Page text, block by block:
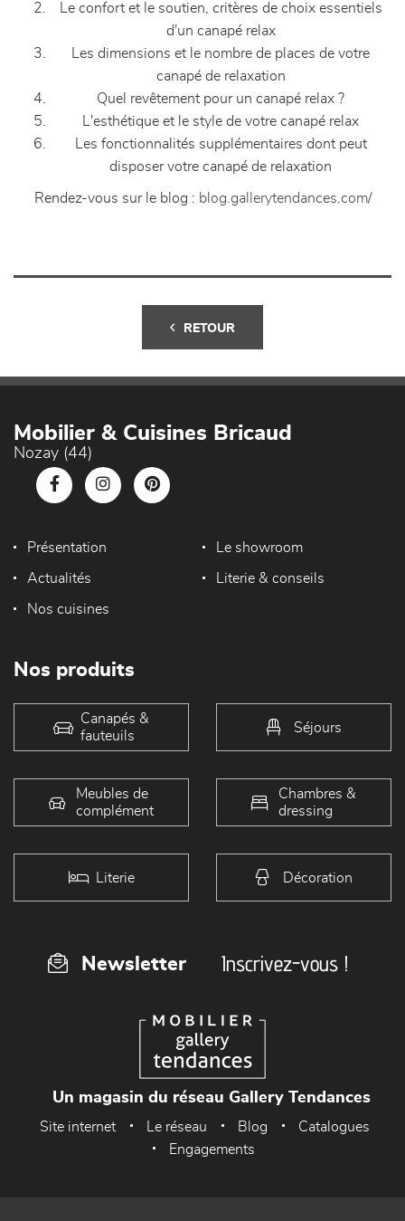
Le confort et le soutien, critères de choix essentiels
d'un canapé relax
Les dimensions et le nombre de places de votre
canapé de relaxation
Quel revêtement pour un canapé relax ?
L'esthétique et le style de votre canapé relax
Les fonctionnalités supplémentaires dont peut
disposer votre canapé de relaxation
Rendez-vous sur le blog : blog.gallerytendances.com/
RETOUR
Mobilier & Cuisines Bricaud
Nozay (44)
Présentation Le showroom
Actualités Literie & conseils
Nos cuisines
Nos produits
Canapés &
fauteuils
Séjours
Meubles de
complément
Chambres &
dressing
Literie Décoration
Newsletter Inscrivez-vous !
Un magasin du réseau Gallery Tendances
Site internet Le réseau Blog
Catalogues
Engagements